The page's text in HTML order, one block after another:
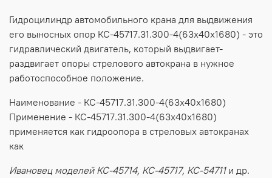
Гидроцилиндр автомобильного крана для выдвижения
его выносных опор КС-45717.31.300-4(63х40х1680) - это
гидравлический двигатель, который выдвигает-
раздвигает опоры стрелового автокрана в нужное
работоспособное положение.
Наименование - КС-45717.31.300-4(63х40х1680)
Применение - КС-45717.31.300-4(63х40х1680)
применяется как гидроопора в стреловых автокранах
как
Ивановец моделей КС-45714, КС-45717, КС-54711 и др.